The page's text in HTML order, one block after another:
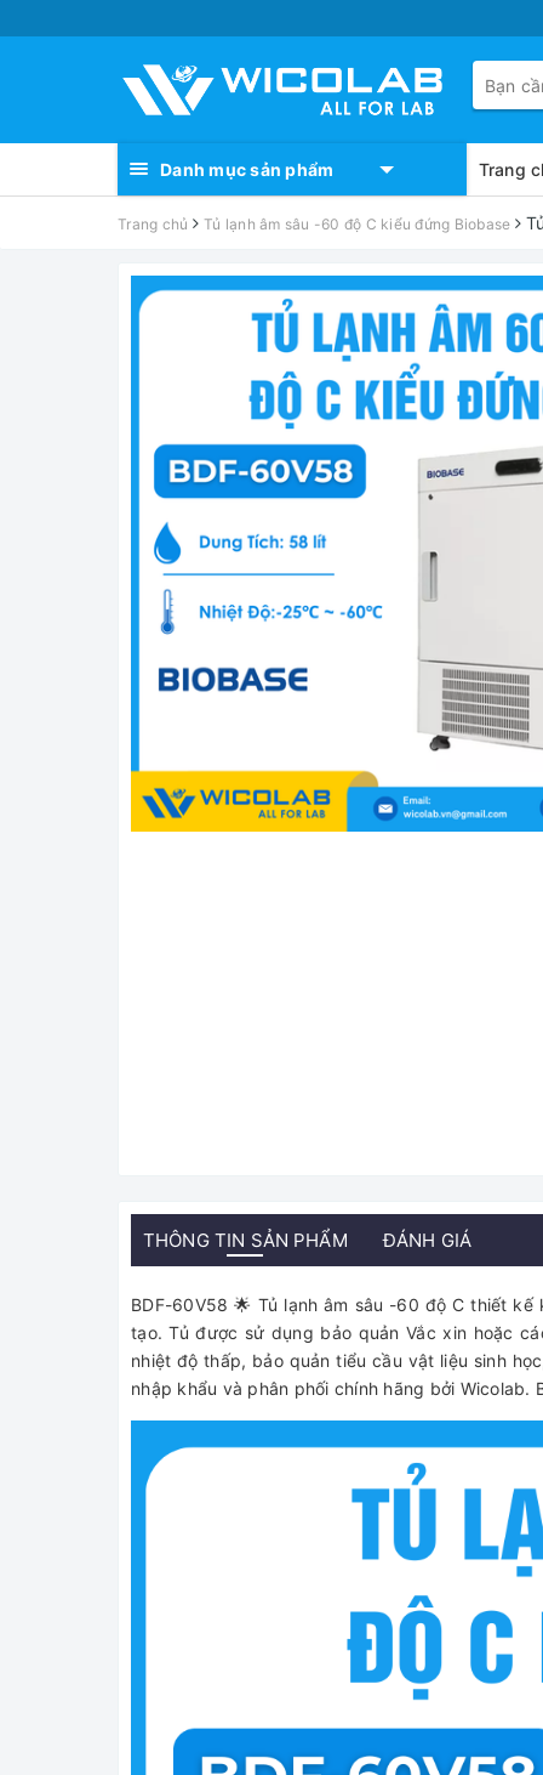
Danh mục sản phẩm Trang
Trang chủ Tủ lạnh âm sâu -60 độ C kiểu đứng Biobase
THÔNG TIN SẢN PHẨM ĐÁNH GIÁ
BDF-60V58 🌟 Tủ lạnh âm sâu -60 độ C thiết
tạo. Tủ được sử dụng bảo quản Vắc xin hoặc
nhiệt độ thấp, bảo quản tiểu cầu vật liệu sinh
nhập khẩu và phân phối chính hãng bởi Wicolab.